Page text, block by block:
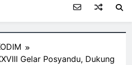
Gelar Posyandu, Dukung